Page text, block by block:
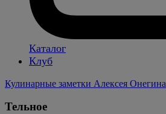
Каталог
Клуб
Кулинарные заметки Алексея Онегина
Тельное